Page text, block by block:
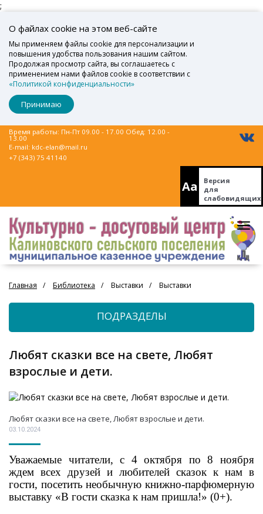
;
О файлах cookie на этом веб-сайте
Мы применяем файлы cookie для персонализации и
повышения удобства пользования нашим сайтом.
Продолжая просмотр сайта, вы соглашаетесь с
применением нами файлов cookie в соответствии с
«Политикой конфиденциальности»
Принимаю
Время работы: Пн-Пт 09.00 - 17.00 Обед: 12.00 -
13.00
E-mail: kdc-elan@mail.ru
+7 (343) 75 41140
Aa
Версия
для
слабовидящих
Главная Библиотека Выставки Выставки
ПОДРАЗДЕЛЫ
Любят сказки все на свете, Любят
взрослые и дети.
Любят сказки все на свете, Любят взрослые и дети.
03.10.2024
Уважаемые читатели, с 4 октября по 8 ноября
ждем всех друзей и любителей сказок к нам в
гости, посетить необычную книжно-парфюмерную
выставку «В гости сказка к нам пришла!» (0+).